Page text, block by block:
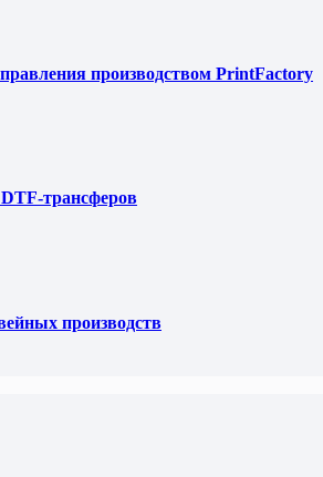
производством PrintFactory
трансферов
производств